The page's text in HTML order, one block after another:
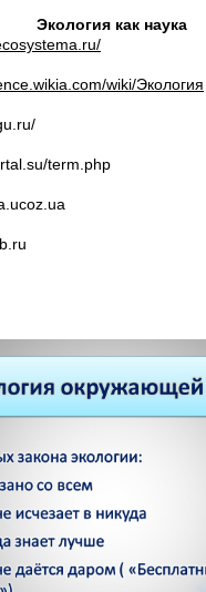
Экология как наука
wiki/Экология
term.php